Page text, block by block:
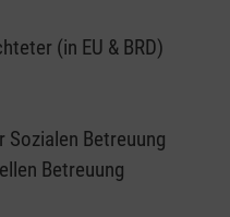
(in EU & BRD)
Sozialen Betreuung
Betreuung